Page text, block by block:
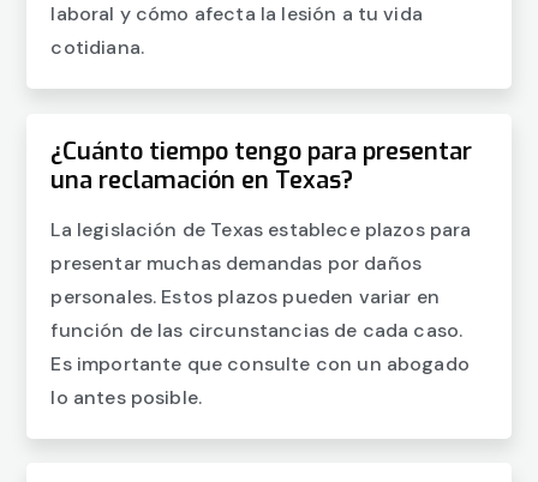
laboral y cómo afecta la lesión a tu vida
cotidiana.
¿Cuánto tiempo tengo para presentar
una reclamación en Texas?
La legislación de Texas establece plazos para
presentar muchas demandas por daños
personales. Estos plazos pueden variar en
función de las circunstancias de cada caso.
Es importante que consulte con un abogado
lo antes posible.